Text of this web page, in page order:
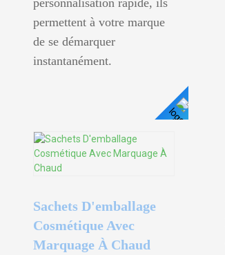
Détails
permettent à votre marque
de se démarquer
instantanément.
Voir Les Détails
Sachets D'emballage
Cosmétique Avec
Marquage À Chaud